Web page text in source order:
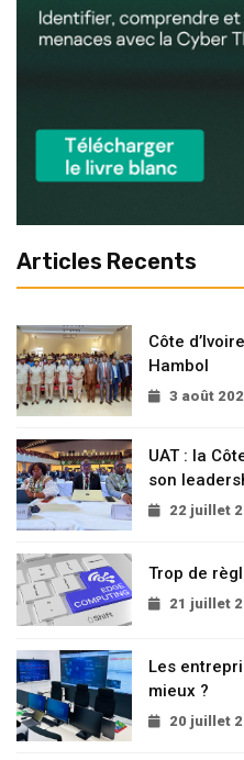
Articles Recents
Côte
Hambol
3 août
UAT : la
son
22 juillet
Trop de
21 juillet
Les
mieux ?
20 juillet